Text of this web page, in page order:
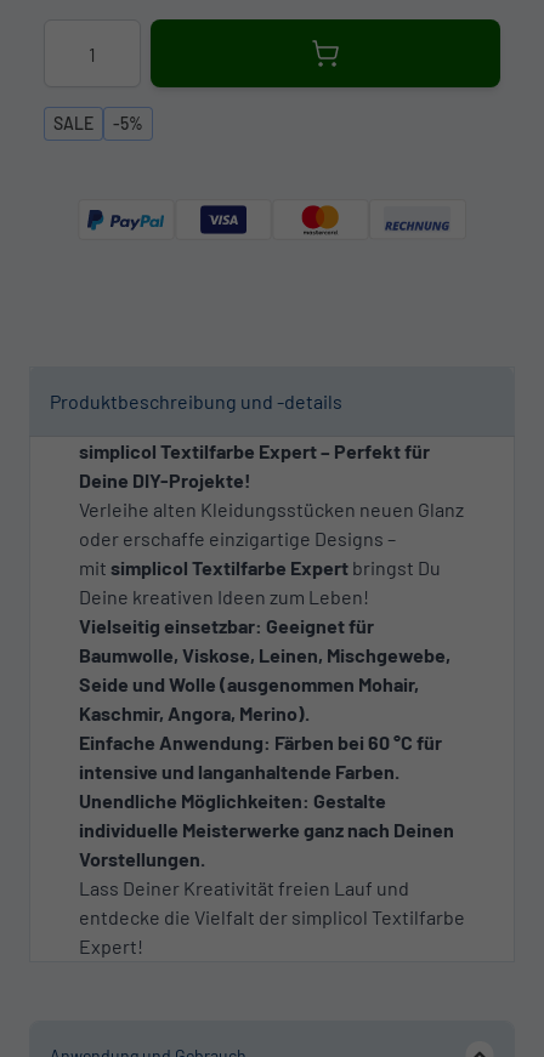
SALE -5%
Produktbeschreibung und -details
simplicol Textilfarbe Expert – Perfekt für
Deine DIY-Projekte!
Verleihe alten Kleidungsstücken neuen Glanz
oder erschaffe einzigartige Designs –
mit simplicol Textilfarbe Expert bringst Du
Deine kreativen Ideen zum Leben!
Vielseitig einsetzbar: Geeignet für
Baumwolle, Viskose, Leinen, Mischgewebe,
Seide und Wolle (ausgenommen Mohair,
Kaschmir, Angora, Merino).
Einfache Anwendung: Färben bei 60 °C für
intensive und langanhaltende Farben.
Unendliche Möglichkeiten: Gestalte
individuelle Meisterwerke ganz nach Deinen
Vorstellungen.
Lass Deiner Kreativität freien Lauf und
entdecke die Vielfalt der simplicol Textilfarbe
Expert!